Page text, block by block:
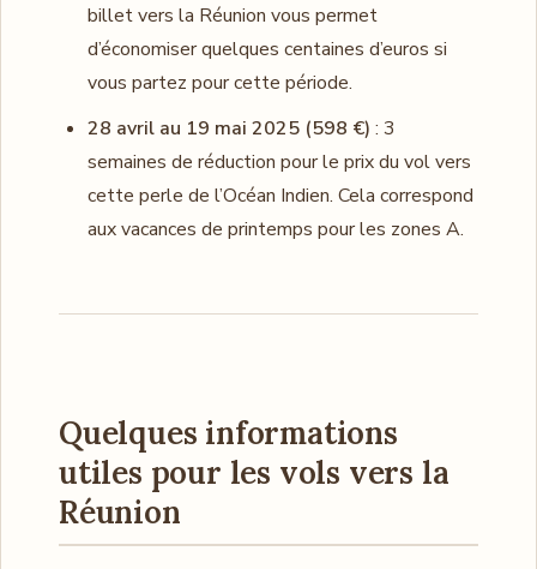
billet vers la Réunion vous permet
d’économiser quelques centaines d’euros si
vous partez pour cette période.
28 avril au 19 mai 2025 (598 €) : 3
semaines de réduction pour le prix du vol vers
cette perle de l’Océan Indien. Cela correspond
aux vacances de printemps pour les zones A.
Quelques informations
utiles pour les vols vers la
Réunion